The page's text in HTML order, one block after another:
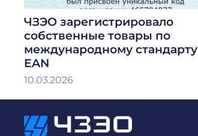
ЧЗЭО зарегистрировало
собственные товары по
международному стандарту
EAN
10.03.2026